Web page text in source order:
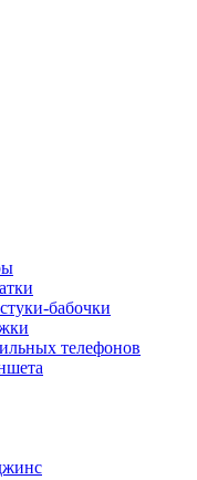
бабочки
телефонов